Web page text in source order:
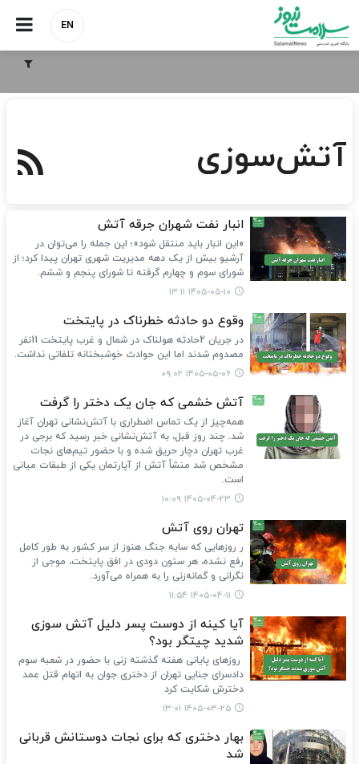
EN
آتش‌سوزی
انبار نفت شهران جرقه آتش
«این انبار باید منتقل شود»؛ این جمله را می‌توان در
آرشیو بیش از یک دهه مدیریت شهری تهران پیدا کرد؛ از
شورای سوم و چهارم گرفته تا شورای پنجم و ششم.
۱۴۰۵-۰۵-۱۰ ۱۳:۱۱
وقوع دو حادثه خطرناک در پایتخت
در جریان 2حادثه هولناک در شمال و غرب پایتخت 11نفر
مصدوم شدند اما این حوادث خوشبختانه تلفاتی نداشت.
۱۴۰۵-۰۵-۰۶ ۰۹:۰۲
آتش خشمی که جان یک دختر را گرفت
همه‌چیز از یک تماس اضطراری با آتش‌نشانی تهران آغاز
شد. چند روز قبل، به آتش‌نشانی خبر رسید که برجی در
غرب تهران دچار حریق شده و با حضور تیم‌های نجات
مشخص شد منشأ آتش از آپارتمان یکی از طبقات میانی
است.
۱۴۰۵-۰۴-۲۳ ۱۰:۰۹
تهران روی آتش
ر روزهایی که سایه جنگ هنوز از سر کشور به طور کامل
رفع نشده، هر ستون دودی در افق پایتخت، موجی از
نگرانی و گمانه‌زنی را به همراه می‌آورد.
۱۴۰۵-۰۴-۱۱ ۱۱:۵۴
آیا کینه از دوست پسر دلیل آتش سوزی
شدید چیتگر بود؟
روزهای پایانی هفته گذشته زنی با حضور در شعبه سوم
دادسرای جنایی تهران از دختری جوان به اتهام قتل عمد
دخترش شکایت کرد
۱۴۰۵-۰۳-۲۵ ۱۳:۰۱
بهار دختری که برای نجات دوستانش قربانی
شد